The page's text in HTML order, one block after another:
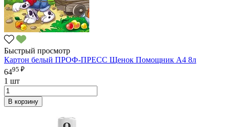
Быстрый просмотр
Картон белый ПРОФ-ПРЕСС Щенок Помощник А4 8л
6495 ₽
1 шт
В корзину